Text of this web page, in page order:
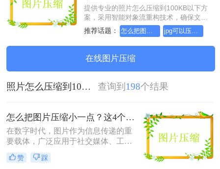
提供专业的照片怎么压缩到100KB以下方
案，采用智能对象流重构技术，确保文档
1:1高保真还原且排版不乱码。支持一键批
量处理，全链路 SSL 加密保障隐私安全。
助您快速实现照片怎么压缩到100KB以
下，无需安装，高效办公。
推荐话题：
在线图片压缩
照片怎么压缩到100KB以下 查询到 198个结果
怎么把图片压缩小一点？这4个方法都可以！赶紧试试！
在数字时代，图片作为信息传递的重
要载体，广泛应用于社交媒体、工作
文档、在线购物等多个领域。然而，
高清图片往往伴随着庞大的文件体
赞 踩